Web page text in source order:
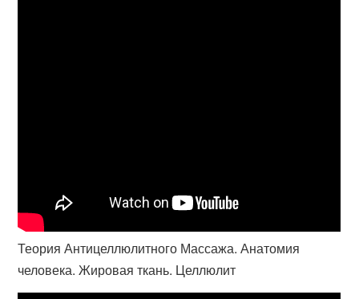
Теория Антицеллюлитного Массажа. Анатомия
человека. Жировая ткань. Целлюлит